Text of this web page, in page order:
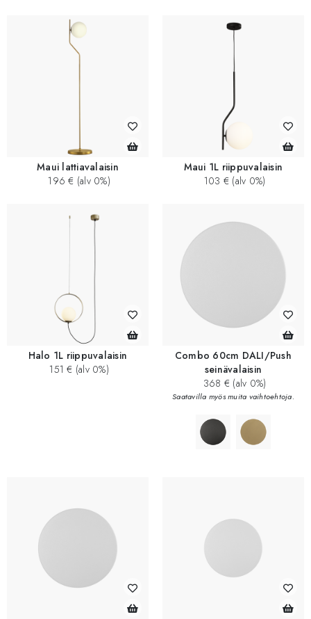
Maui lattiavalaisin
196 € (alv 0%)
Maui 1L riippuvalaisin
103 € (alv 0%)
Halo 1L riippuvalaisin
151 € (alv 0%)
Combo 60cm DALI/Push
seinävalaisin
368 € (alv 0%)
Saatavilla myös muita vaihtoehtoja.